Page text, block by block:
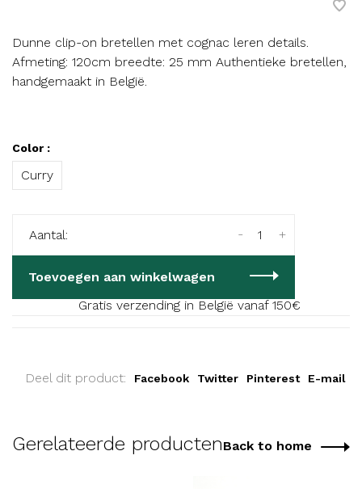
Dunne clip-on bretellen met cognac leren details.
Afmeting: 120cm breedte: 25 mm Authentieke bretellen,
handgemaakt in België.
Color :
Curry
Aantal: +
-
Toevoegen aan winkelwagen
Gratis verzending in België vanaf 150€
Deel dit product: Facebook Twitter Pinterest E-mail
Gerelateerde productenBack to home